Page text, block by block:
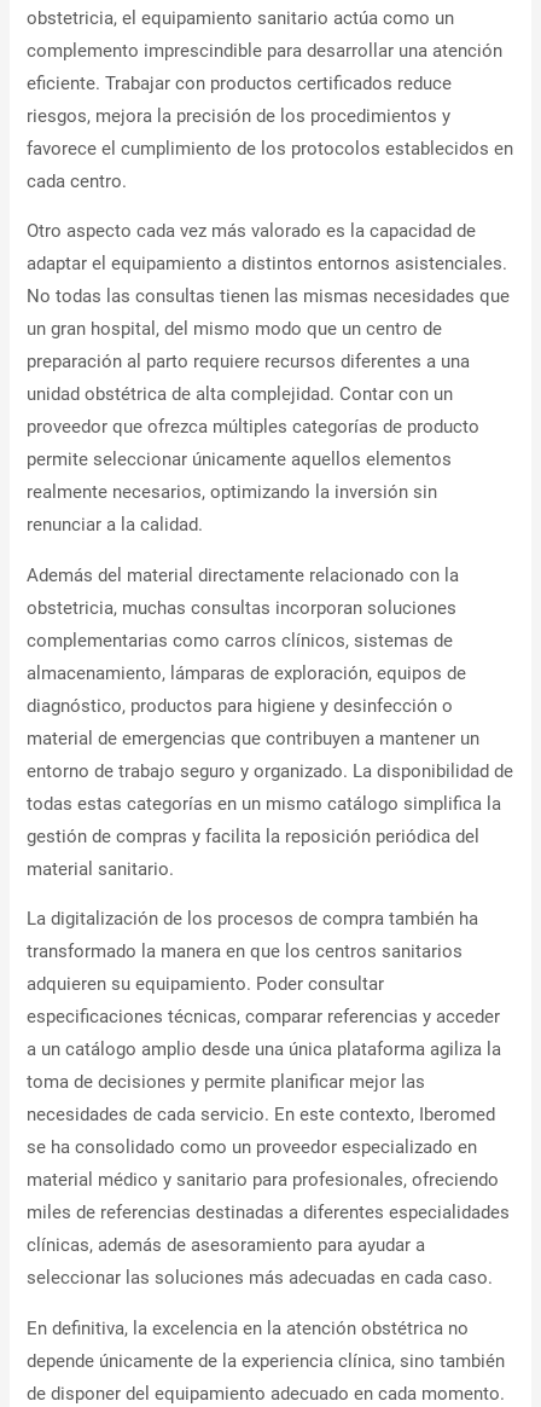
obstetricia, el equipamiento sanitario actúa como un
complemento imprescindible para desarrollar una atención
eficiente. Trabajar con productos certificados reduce
riesgos, mejora la precisión de los procedimientos y
favorece el cumplimiento de los protocolos establecidos en
cada centro.
Otro aspecto cada vez más valorado es la capacidad de
adaptar el equipamiento a distintos entornos asistenciales.
No todas las consultas tienen las mismas necesidades que
un gran hospital, del mismo modo que un centro de
preparación al parto requiere recursos diferentes a una
unidad obstétrica de alta complejidad. Contar con un
proveedor que ofrezca múltiples categorías de producto
permite seleccionar únicamente aquellos elementos
realmente necesarios, optimizando la inversión sin
renunciar a la calidad.
Además del material directamente relacionado con la
obstetricia, muchas consultas incorporan soluciones
complementarias como carros clínicos, sistemas de
almacenamiento, lámparas de exploración, equipos de
diagnóstico, productos para higiene y desinfección o
material de emergencias que contribuyen a mantener un
entorno de trabajo seguro y organizado. La disponibilidad de
todas estas categorías en un mismo catálogo simplifica la
gestión de compras y facilita la reposición periódica del
material sanitario.
La digitalización de los procesos de compra también ha
transformado la manera en que los centros sanitarios
adquieren su equipamiento. Poder consultar
especificaciones técnicas, comparar referencias y acceder
a un catálogo amplio desde una única plataforma agiliza la
toma de decisiones y permite planificar mejor las
necesidades de cada servicio. En este contexto, Iberomed
se ha consolidado como un proveedor especializado en
material médico y sanitario para profesionales, ofreciendo
miles de referencias destinadas a diferentes especialidades
clínicas, además de asesoramiento para ayudar a
seleccionar las soluciones más adecuadas en cada caso.
En definitiva, la excelencia en la atención obstétrica no
depende únicamente de la experiencia clínica, sino también
de disponer del equipamiento adecuado en cada momento.